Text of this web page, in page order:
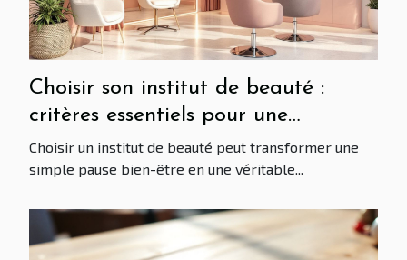
Choisir son institut de beauté :
critères essentiels pour une
expérience réussie
Choisir un institut de beauté peut transformer une
simple pause bien-être en une véritable...